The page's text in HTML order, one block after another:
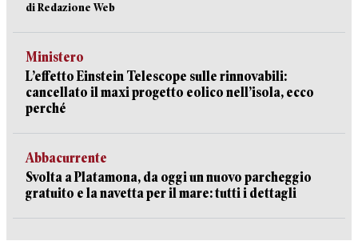
di Redazione Web
Ministero
L’effetto Einstein Telescope sulle rinnovabili:
cancellato il maxi progetto eolico nell’isola, ecco
perché
Abbacurrente
Svolta a Platamona, da oggi un nuovo parcheggio
gratuito e la navetta per il mare: tutti i dettagli